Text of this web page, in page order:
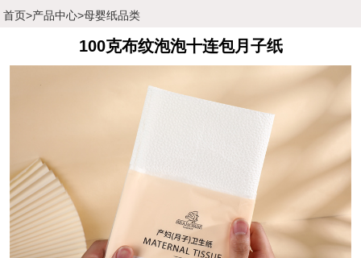
首页>产品中心>母婴纸品类
100克布纹泡泡十连包月子纸